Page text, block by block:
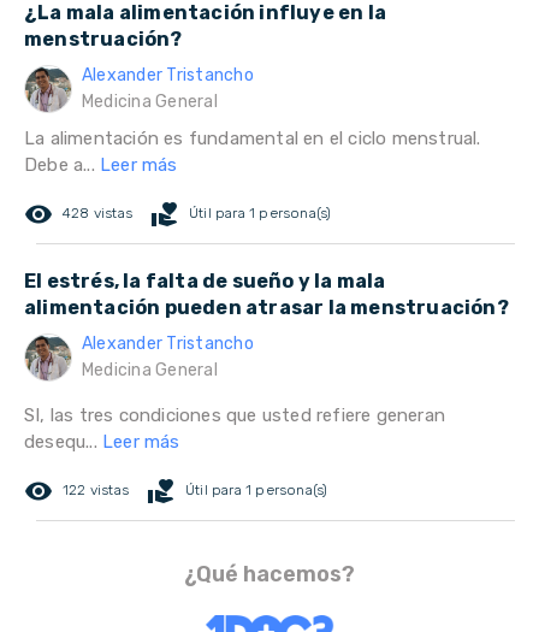
¿La mala alimentación influye en la
menstruación?
Alexander Tristancho
Medicina General
La alimentación es fundamental en el ciclo menstrual.
Debe a... Leer más
remove_red_eye 428 vistas volunteer_activism Útil para 1 persona(s)
El estrés, la falta de sueño y la mala
alimentación pueden atrasar la menstruación?
Alexander Tristancho
Medicina General
SI, las tres condiciones que usted refiere generan
desequ... Leer más
remove_red_eye 122 vistas volunteer_activism Útil para 1 persona(s)
¿Qué hacemos?